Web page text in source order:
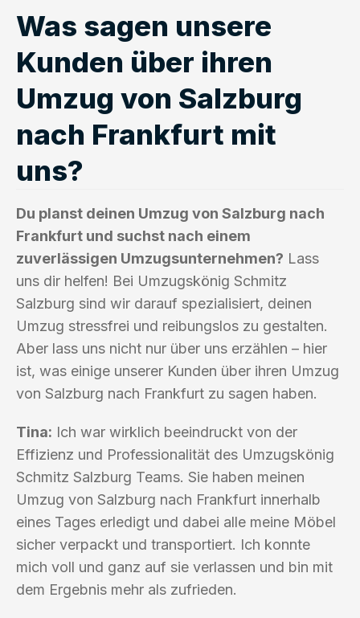
Was sagen unsere
Kunden über ihren
Umzug von Salzburg
nach Frankfurt mit
uns?
Du planst deinen Umzug von Salzburg nach
Frankfurt und suchst nach einem
zuverlässigen Umzugsunternehmen? Lass
uns dir helfen! Bei Umzugskönig Schmitz
Salzburg sind wir darauf spezialisiert, deinen
Umzug stressfrei und reibungslos zu gestalten.
Aber lass uns nicht nur über uns erzählen – hier
ist, was einige unserer Kunden über ihren Umzug
von Salzburg nach Frankfurt zu sagen haben.
Tina: Ich war wirklich beeindruckt von der
Effizienz und Professionalität des Umzugskönig
Schmitz Salzburg Teams. Sie haben meinen
Umzug von Salzburg nach Frankfurt innerhalb
eines Tages erledigt und dabei alle meine Möbel
sicher verpackt und transportiert. Ich konnte
mich voll und ganz auf sie verlassen und bin mit
dem Ergebnis mehr als zufrieden.